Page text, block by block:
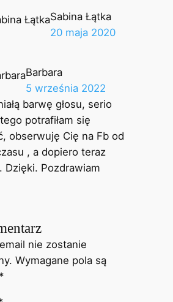
Sabina Łątka
20 maja 2020
Barbara
5 września 2022
barwę głosu, serio
potrafiłam się
obserwuję Cię na Fb od
, a dopiero teraz
Dzięki. Pozdrawiam
nie zostanie
Wymagane pola są
*